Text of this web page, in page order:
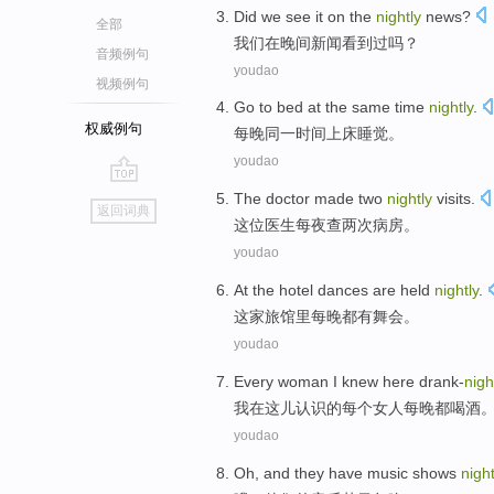
全部
音频例句
视频例句
权威例句
go
top
返回词典
Did we see it on the nightly news?
我们在晚间新闻看到过吗？
youdao
Go to bed at the same time nightly.
每晚同一时间上床睡觉。
youdao
The doctor made two nightly visits.
这位医生每夜查两次病房。
youdao
At the hotel dances are held nightly.
这家旅馆里每晚都有舞会。
youdao
Every woman I knew here drank-
我在这儿认识的每个女人每晚都喝酒。
youdao
Oh , and they have music shows